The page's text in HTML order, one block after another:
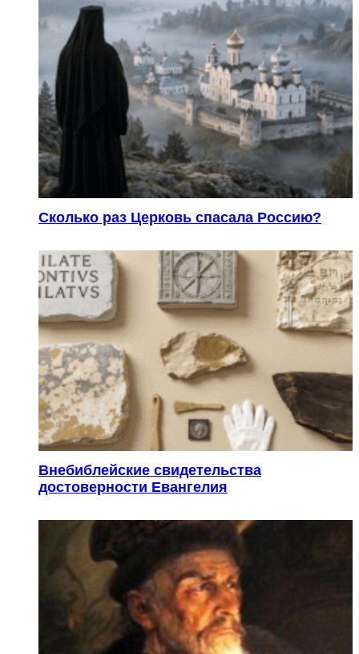
Сколько раз Церковь спасала Россию?
Внебиблейские свидетельства
достоверности Евангелия